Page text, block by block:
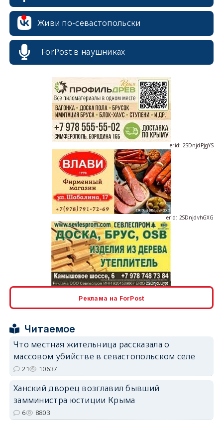
Живи по-севастопольски
ForPost в наушниках
erid: 2SDnjdPjgYS
erid: 2SDnjdvhGXG
erid: 2SDnjcLUypt
erid: 2SDnjcrDNw6
Реклама на ForPost
Читаемое
Что местная жительница рассказала о
массовом убийстве в севастопольском селе
21 10637
Ханский дворец возглавил бывший
замминистра юстиции Крыма
6 8803